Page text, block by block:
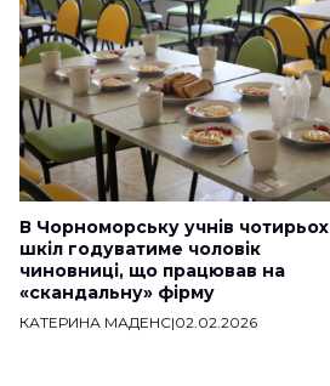
В Чорноморську учнів чотирьох
шкіл годуватиме чоловік
чиновниці, що працював на
«скандальну» фірму
КАТЕРИНА МАДЕНС|02.02.2026